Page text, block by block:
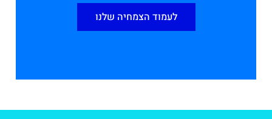
לעמוד הצמחיה שלנו